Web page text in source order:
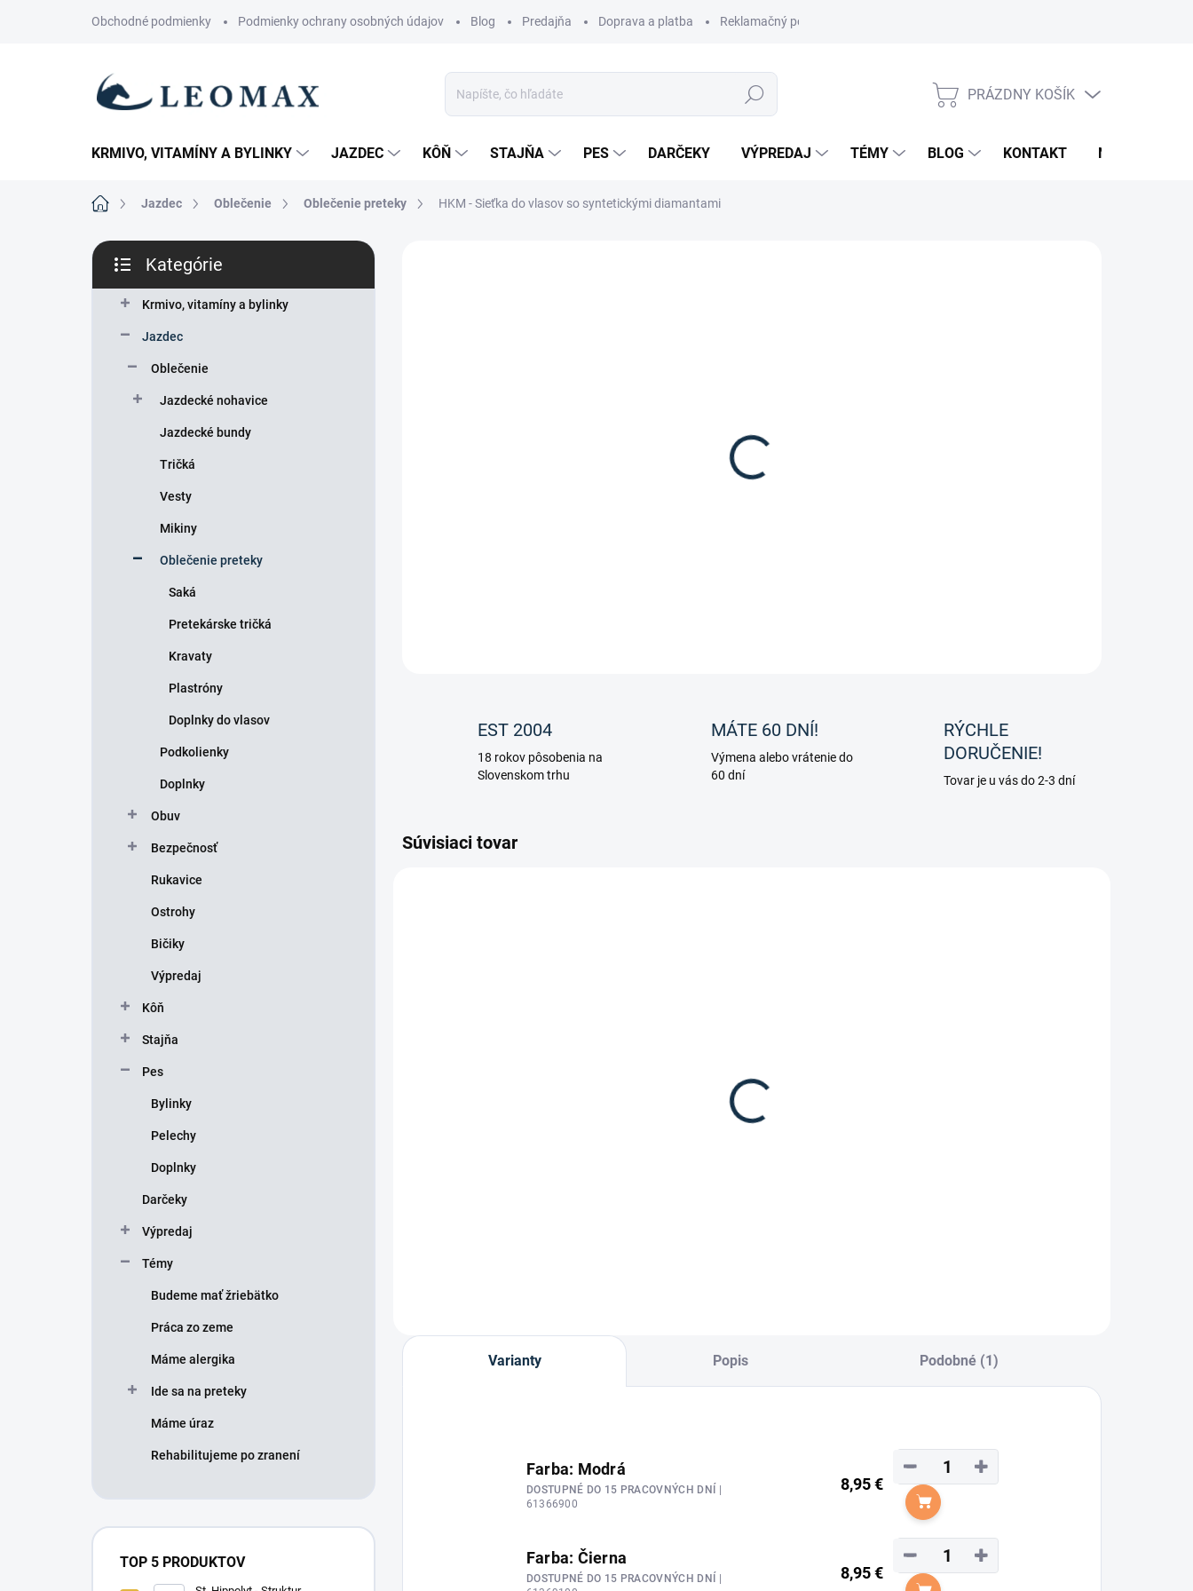
Obchodné podmienky Podmienky ochrany osobných údajov Blog Predajňa Doprava a platba Reklamačný poriadok
Hľadať
NÁKUPNÝ
PRÁZDNY KOŠÍK
KRMIVO, VITAMÍNY A BYLINKY JAZDEC KÔŇ STAJŇA PES DARČEKY VÝPREDAJ TÉMY BLOG KONTAKT NOVINKY
DomovJazdec Oblečenie Oblečenie preteky HKM - Sieťka do vlasov so syntetickými diamantami
B
č
kategórie
Kategórie
Krmivo, vitamíny a bylinky
Jazdec
Oblečenie
Jazdecké nohavice
Jazdecké bundy
Tričká
Vesty
Mikiny
Oblečenie preteky
Saká
Pretekárske tričká
Kravaty
Plastróny
Doplnky do vlasov
Podkolienky
Doplnky
Obuv
Bezpečnosť
Rukavice
Ostrohy
Bičiky
Výpredaj
Kôň
Stajňa
Pes
Bylinky
Pelechy
Doplnky
Darčeky
Výpredaj
Témy
Budeme mať žriebätko
Práca zo zeme
Máme alergika
Ide sa na preteky
Máme úraz
Rehabilitujeme po zranení
TOP 5 PRODUKTOV
EST 2004
18 rokov pôsobenia na
Slovenskom trhu
MÁTE 60 DNÍ!
Výmena alebo vrátenie do
60 dní
RÝCHLE
DORUČENIE!
Tovar je u vás do 2-3 dní
Súvisiaci tovar
Varianty Popis Podobné (1)
Farba: Modrá
DOSTUPNÉ DO 15 PRACOVNÝCH DNÍ |
61366900
8,95 €
+
−
Do košíka
Farba: Čierna
DOSTUPNÉ DO 15 PRACOVNÝCH DNÍ |
8,95 €
+
−